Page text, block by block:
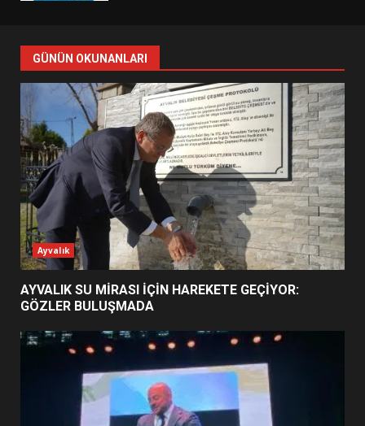
7
YENİ YÖNETİM NASIL
ŞEKİLLENDİ?
1
AYVALIK SU MİRASI İÇİN
HAREKETE GEÇİYOR: GÖZLER
BULUŞMADA
2
ESA 2026’DA TÜRK BAHARATI
NEYİ TEMSİL ETTİ?
EİB’DE KRİTİK ATAMA:
SÜRDÜRÜLEBİLİRLİKTE NE
DEĞİŞECEK?
GÜNÜN OKUNANLARI
Ayvalık
AYVALIK SU MİRASI İÇİN HAREKETE GEÇİYOR:
GÖZLER BULUŞMADA